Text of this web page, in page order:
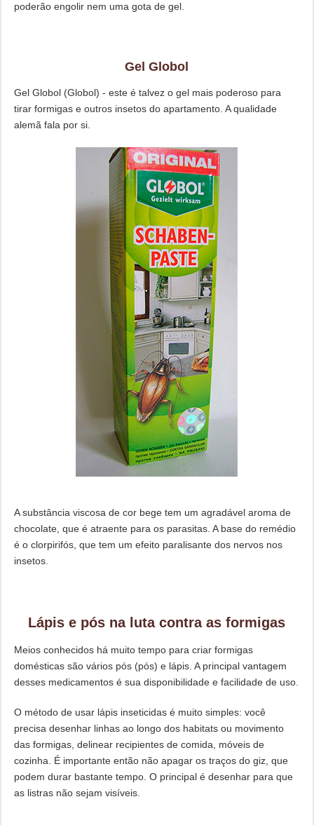
poderão engolir nem uma gota de gel.
Gel Globol
Gel Globol (Globol) - este é talvez o gel mais poderoso para
tirar formigas e outros insetos do apartamento. A qualidade
alemã fala por si.
A substância viscosa de cor bege tem um agradável aroma de
chocolate, que é atraente para os parasitas. A base do remédio
é o clorpirifós, que tem um efeito paralisante dos nervos nos
insetos.
Lápis e pós na luta contra as formigas
Meios conhecidos há muito tempo para criar formigas
domésticas são vários pós (pós) e lápis. A principal vantagem
desses medicamentos é sua disponibilidade e facilidade de uso.
O método de usar lápis inseticidas é muito simples: você
precisa desenhar linhas ao longo dos habitats ou movimento
das formigas, delinear recipientes de comida, móveis de
cozinha. É importante então não apagar os traços do giz, que
podem durar bastante tempo. O principal é desenhar para que
as listras não sejam visíveis.